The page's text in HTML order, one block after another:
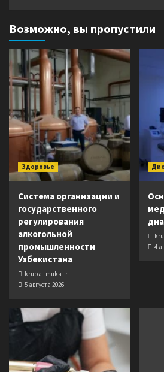
Возможно, вы пропустили
Здоровье
Система организации и
государственного
регулирования
алкогольной
промышленности
Узбекистана
krupa_muka_r
5 августа 2026
4